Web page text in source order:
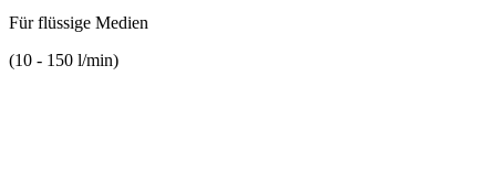
Für flüssige Medien
(10 - 150 l/min)